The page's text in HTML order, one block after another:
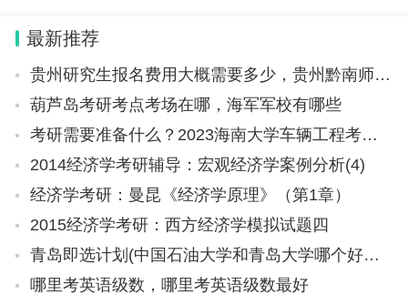
最新推荐
贵州研究生报名费用大概需要多少，贵州黔南师范学院研究生条件
葫芦岛考研考点考场在哪，海军军校有哪些
考研需要准备什么？2023海南大学车辆工程考研考试科目
2014经济学考研辅导：宏观经济学案例分析(4)
经济学考研：曼昆《经济学原理》（第1章）
2015经济学考研：西方经济学模拟试题四
青岛即选计划(中国石油大学和青岛大学哪个好考研)
哪里考英语级数，哪里考英语级数最好